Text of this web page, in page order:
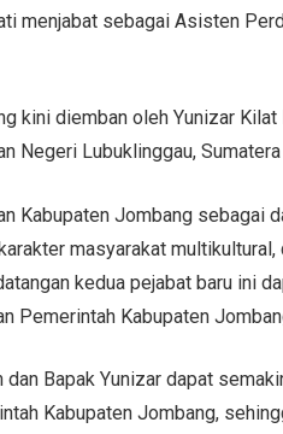
menjabat sebagai Asisten
kini diemban oleh Yunizar Kilat
Negeri Lubuklinggau, Sumatera
Kabupaten Jombang sebagai
masyarakat multikultural,
kedua pejabat baru ini
Pemerintah Kabupaten
dan Bapak Yunizar dapat
Kabupaten Jombang,